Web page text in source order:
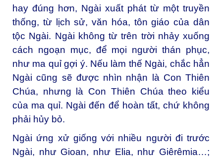
hay đúng hơn, Ngài xuất phát từ một truyền
thống, từ lịch sử, văn hóa, tôn giáo của dân
tộc Ngài. Ngài không từ trên trời nhảy xuống
cách ngoạn mục, để mọi người thán phục,
như ma quỉ gợi ý. Nếu làm thế Ngài, chắc hẳn
Ngài cũng sẽ được nhìn nhận là Con Thiên
Chúa, nhưng là Con Thiên Chúa theo kiểu
của ma quỉ. Ngài đến để hoàn tất, chứ không
phải hủy bỏ.
Ngài ứng xử giống với nhiều người đi trước
Ngài, như Gioan, như Elia, như Giêrêmia…;